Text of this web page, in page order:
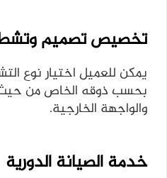
تخصيص تصميم
يمكن للعميل اختيار نوع
بحسب ذوقه الخاص من حيث
والواجهة الخارجية.
خدمة الصيانة الدورية